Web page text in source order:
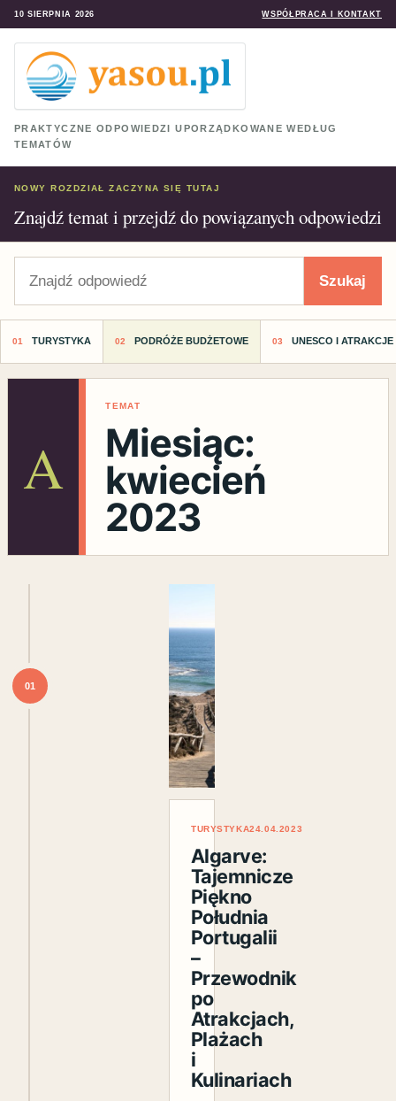
10 SIERPNIA 2026 WSPÓŁPRACA I KONTAKT
PRAKTYCZNE ODPOWIEDZI UPORZĄDKOWANE WEDŁUG
TEMATÓW
NOWY ROZDZIAŁ ZACZYNA SIĘ TUTAJ
Znajdź temat i przejdź do powiązanych odpowiedzi
Szukaj
TURYSTYKA PODRÓŻE BUDŻETOWE UNESCO I
A
TEMAT
Miesiąc:
kwiecień
2023
01
TURYSTYKA24.04.2023
Algarve:
Tajemnicze
Piękno
Południa
Portugalii
–
Przewodnik
po
Atrakcjach,
Plażach
i
Kulinariach